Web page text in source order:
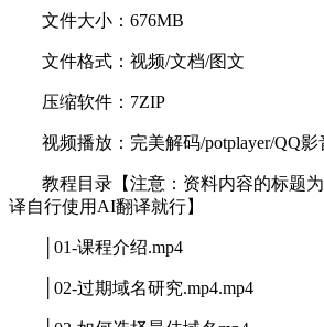
文件大小：676MB
文件格式：视频/文档/图文
压缩软件：7ZIP
视频播放：完美解码/potplayer/QQ影
教程目录【注意：资料内容的标题
译自行使用AI翻译就行】
│01-课程介绍.mp4
│02-过期域名研究.mp4.mp4